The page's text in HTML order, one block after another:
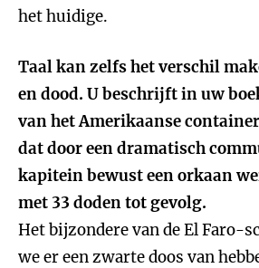
het huidige.
Taal kan zelfs het verschil
en dood. U beschrijft in uw
van het Amerikaanse
dat door een dramatisch
kapitein bewust een orkaan
met 33 doden tot gevolg.
Het bijzondere van de El Faro-
we er een zwarte doos van